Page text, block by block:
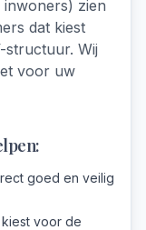
inwoners) zien
dat kiest
structuur. Wij
voor uw
goed en veilig
voor de